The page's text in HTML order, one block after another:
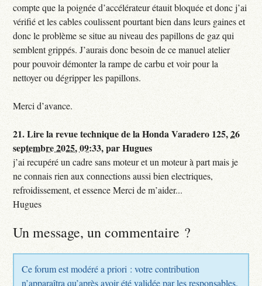
compte que la poignée d’accélérateur étauit bloquée et donc j’ai
vérifié et les cables coulissent pourtant bien dans leurs gaines et
donc le problème se situe au niveau des papillons de gaz qui
semblent grippés. J’aurais donc besoin de ce manuel atelier
pour pouvoir démonter la rampe de carbu et voir pour la
nettoyer ou dégripper les papillons.
Merci d’avance.
21.Lire la revue technique de la Honda Varadero 125,26
septembre 2025, 09:33,parHugues
j’ai recupéré un cadre sans moteur et un moteur à part mais je
ne connais rien aux connections aussi bien electriques,
refroidissement, et essence Merci de m’aider...
Hugues
Un message, un commentaire ?
Ce forum est modéré a priori : votre contribution
n’apparaîtra qu’après avoir été validée par les responsables.